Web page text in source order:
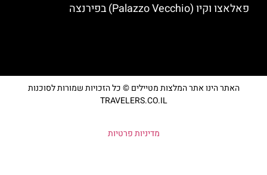
פאלאצו וקיו (Palazzo Vecchio) בפירנצה
האתר הינו אתר המלצות מטיילים © כל הזכויות שמורות לסוכנות
TRAVELERS.CO.IL
מדיניות פרטיות